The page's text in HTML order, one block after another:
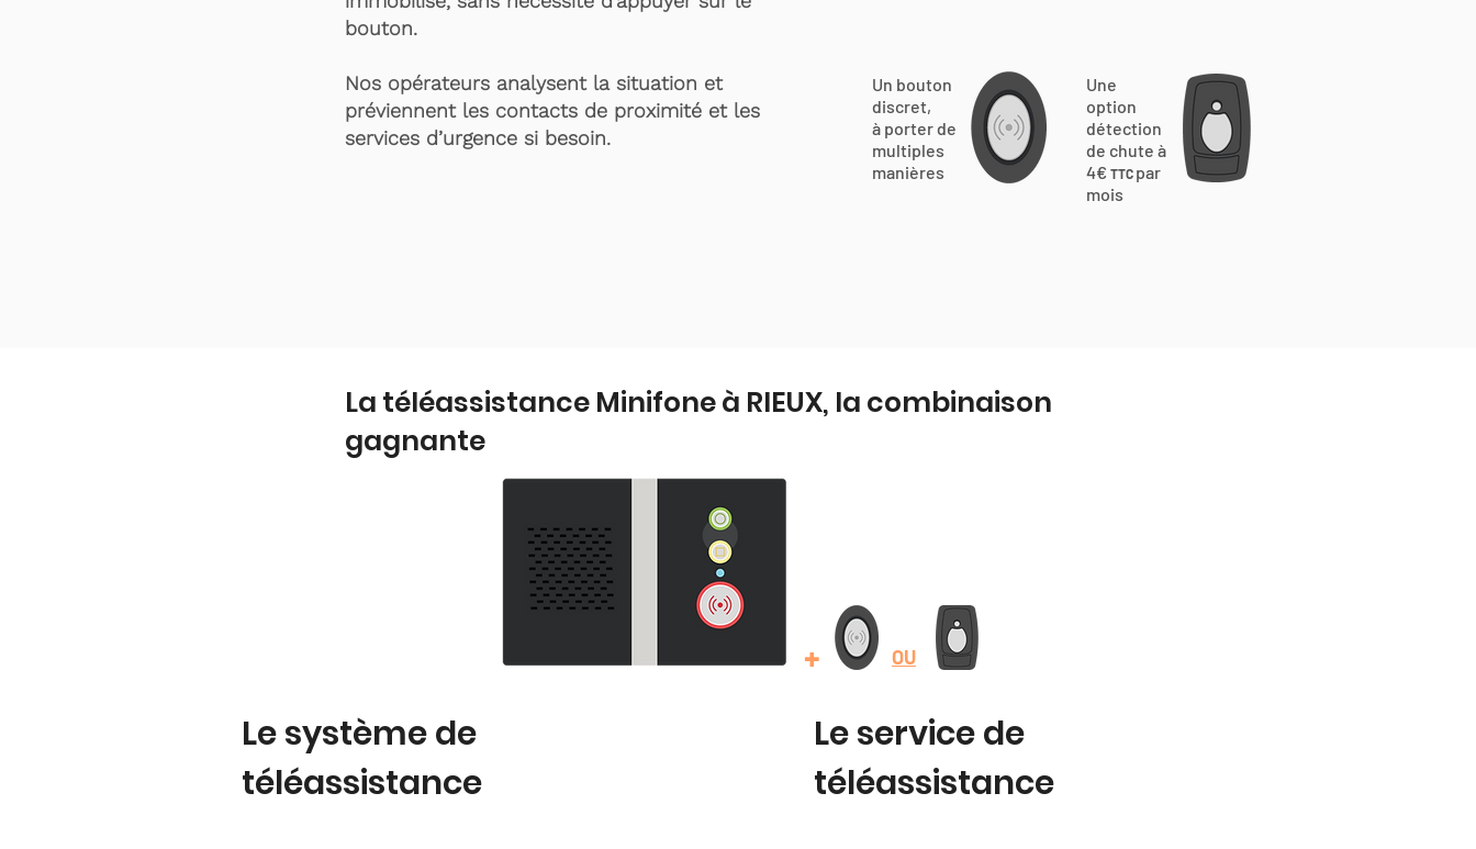
bouton.
Nos opérateurs analysent la situation et
préviennent les contacts de proximité et les
services d’urgence si besoin.
Un bouton
discret,
à porter de
multiples
manières
Une
option
détection
de chute à
4€ TTC par
mois
La téléassistance Minifone à RIEUX, la combinaison
gagnante
Le système de
téléassistance
+ OU
Le service de
téléassistance